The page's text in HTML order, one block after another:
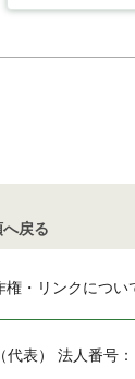
戻る
権・リンクについ
代表） 法人番号